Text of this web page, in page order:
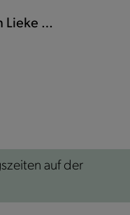
Lieke …
auf der